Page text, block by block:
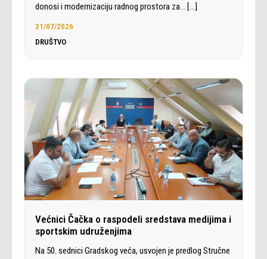
donosi i modernizaciju radnog prostora za…
[…]
31/07/2026
DRUŠTVO
Većnici Čačka o raspodeli sredstava medijima i
sportskim udruženjima
Na 50. sednici Gradskog veća, usvojen je predlog Stručne